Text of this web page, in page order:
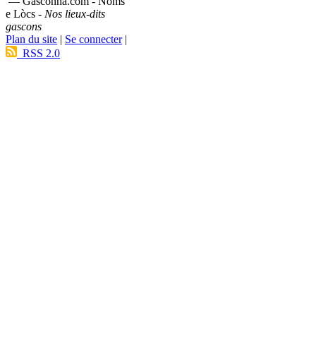
e Lòcs - Nos lieux-dits
gascons
Plan du site | Se connecter|
RSS 2.0